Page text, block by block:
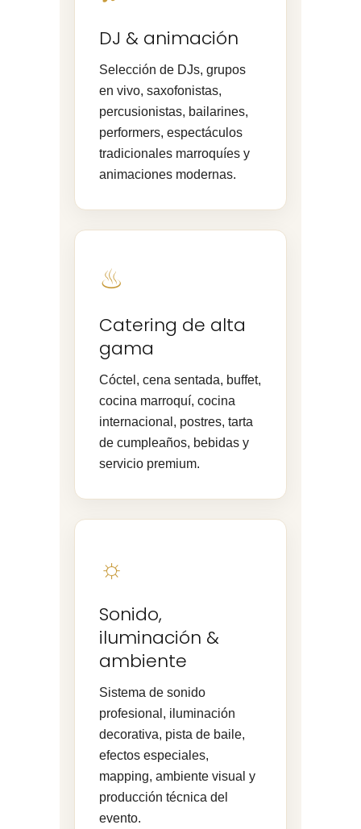
DJ & animación
Selección de DJs, grupos
en vivo, saxofonistas,
percusionistas, bailarines,
performers, espectáculos
tradicionales marroquíes y
animaciones modernas.
♨
Catering de alta
gama
Cóctel, cena sentada, buffet,
cocina marroquí, cocina
internacional, postres, tarta
de cumpleaños, bebidas y
servicio premium.
☼
Sonido,
iluminación &
ambiente
Sistema de sonido
profesional, iluminación
decorativa, pista de baile,
efectos especiales,
mapping, ambiente visual y
producción técnica del
evento.